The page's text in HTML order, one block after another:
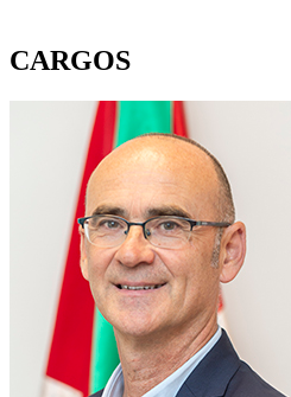
CARGOS